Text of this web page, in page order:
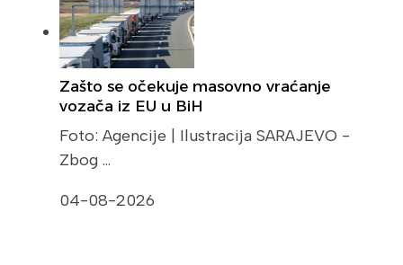
Zašto se očekuje masovno vraćanje
vozača iz EU u BiH
Foto: Agencije | Ilustracija SARAJEVO -
Zbog …
04-08-2026